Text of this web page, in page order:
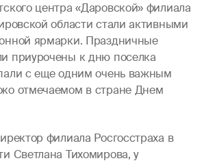
центра «Даровской» филиала
области стали активными
ярмарки. Праздничные
приурочены к дню поселка
с еще одним очень важным
отмечаемом в стране Днем
филиала Росгосстраха в
Светлана Тихомирова, у